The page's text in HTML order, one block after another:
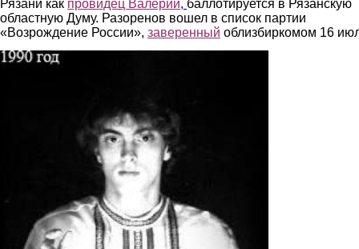
Рязани как провидец Валерий, баллотируется в Рязанскую
областную Думу. Разоренов вошел в список партии
«Возрождение России», заверенный облизбиркомом 16
2.jpg